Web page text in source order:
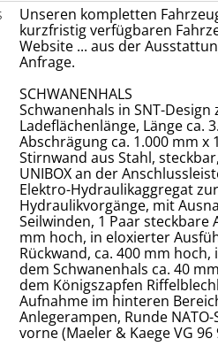
Unseren kompletten
kurzfristig verfügbaren
Website ... aus der
Anfrage.
SCHWANENHALS
Schwanenhals in SNT-
Ladeflächenlänge, Länge ca.
Abschrägung ca. 1.000 mm x
Stirnwand aus Stahl,
UNIBOX an der
Elektro-Hydraulikaggregat
Hydraulikvorgänge, mit
Seilwinden, 1 Paar steckbare
mm hoch, in eloxierter
Rückwand, ca. 400 mm
dem Schwanenhals ca. 40
dem Königszapfen
Aufnahme im hinteren
Anlegerampen, Runde
vorne (Maeler & Kaege VG 96